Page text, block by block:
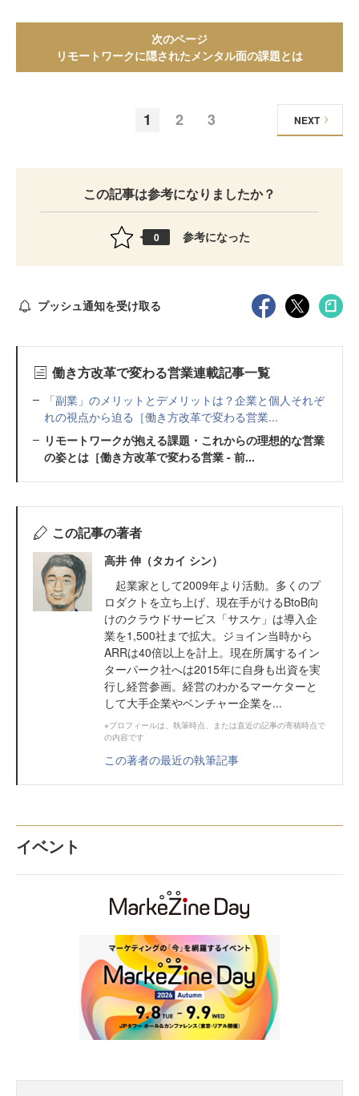
次のページ
リモートワークに隠されたメンタル面の課題とは
1 2 3 NEXT
この記事は参考になりましたか？
0 参考になった
プッシュ通知を受け取る
働き方改革で変わる営業連載記事一覧
「副業」のメリットとデメリットは？企業と個人それぞ
れの視点から迫る［働き方改革で変わる営業...
リモートワークが抱える課題・これからの理想的な営業
の姿とは［働き方改革で変わる営業 - 前...
この記事の著者
高井 伸（タカイ シン）
起業家として2009年より活動。多くのプ
ロダクトを立ち上げ、現在手がけるBtoB向
けのクラウドサービス「サスケ」は導入企
業を1,500社まで拡大。ジョイン当時から
ARRは40倍以上を計上。現在所属するイン
ターパーク社へは2015年に自身も出資を実
行し経営参画。経営のわかるマーケターと
して大手企業やベンチャー企業を...
※プロフィールは、執筆時点、または直近の記事の寄稿時点で
の内容です
この著者の最近の執筆記事
イベント